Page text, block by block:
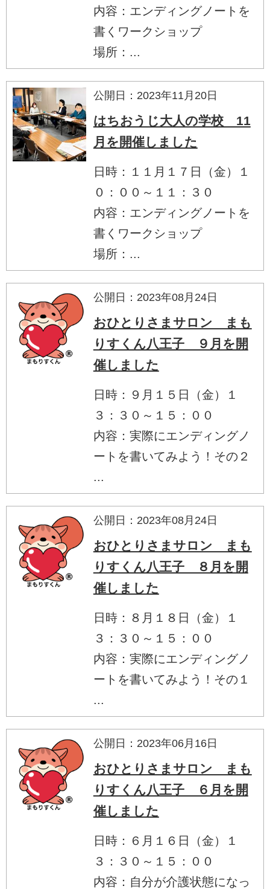
内容：エンディングノートを
書くワークショップ
場所：...
公開日：2023年11月20日
はちおうじ大人の学校 11
月を開催しました
日時：１１月１７日（金）１
０：００～１１：３０
内容：エンディングノートを
書くワークショップ
場所：...
公開日：2023年08月24日
おひとりさまサロン まも
りすくん八王子 ９月を開
催しました
日時：９月１５日（金）１
３：３０～１５：００
内容：実際にエンディングノ
ートを書いてみよう！その２
...
公開日：2023年08月24日
おひとりさまサロン まも
りすくん八王子 ８月を開
催しました
日時：８月１８日（金）１
３：３０～１５：００
内容：実際にエンディングノ
ートを書いてみよう！その１
...
公開日：2023年06月16日
おひとりさまサロン まも
りすくん八王子 ６月を開
催しました
日時：６月１６日（金）１
３：３０～１５：００
内容：自分が介護状態になっ